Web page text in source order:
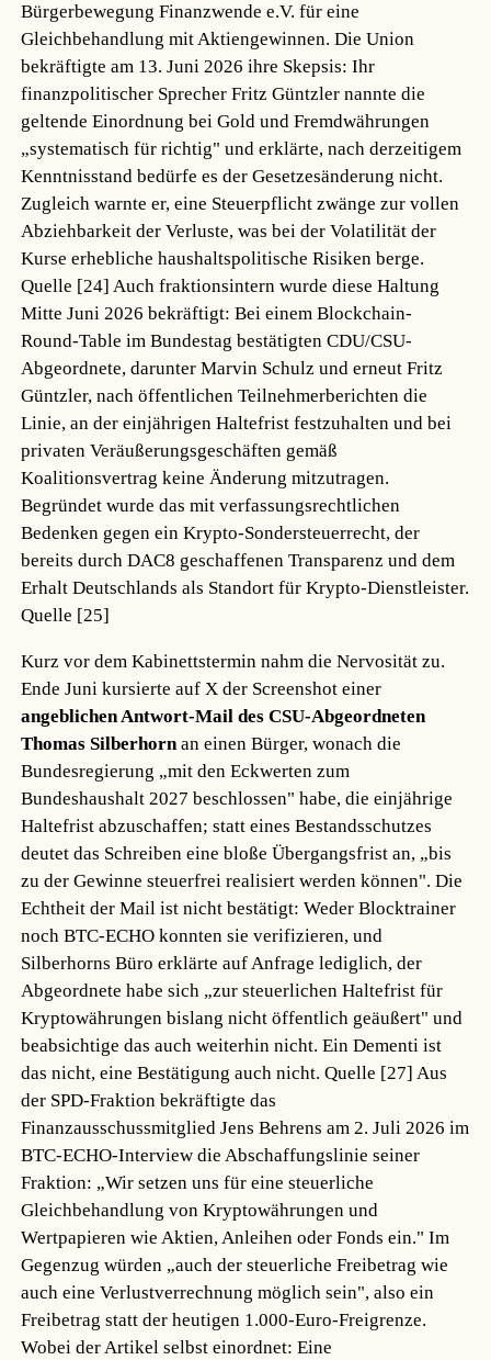
Bürgerbewegung Finanzwende e.V. für eine
Gleichbehandlung mit Aktiengewinnen. Die Union
bekräftigte am 13. Juni 2026 ihre Skepsis: Ihr
finanzpolitischer Sprecher Fritz Güntzler nannte die
geltende Einordnung bei Gold und Fremdwährungen
„systematisch für richtig" und erklärte, nach derzeitigem
Kenntnisstand bedürfe es der Gesetzesänderung nicht.
Zugleich warnte er, eine Steuerpflicht zwänge zur vollen
Abziehbarkeit der Verluste, was bei der Volatilität der
Kurse erhebliche haushaltspolitische Risiken berge.
Quelle [24] Auch fraktionsintern wurde diese Haltung
Mitte Juni 2026 bekräftigt: Bei einem Blockchain-
Round-Table im Bundestag bestätigten CDU/CSU-
Abgeordnete, darunter Marvin Schulz und erneut Fritz
Güntzler, nach öffentlichen Teilnehmerberichten die
Linie, an der einjährigen Haltefrist festzuhalten und bei
privaten Veräußerungsgeschäften gemäß
Koalitionsvertrag keine Änderung mitzutragen.
Begründet wurde das mit verfassungsrechtlichen
Bedenken gegen ein Krypto-Sondersteuerrecht, der
bereits durch DAC8 geschaffenen Transparenz und dem
Erhalt Deutschlands als Standort für Krypto-Dienstleister.
Quelle [25]
Kurz vor dem Kabinettstermin nahm die Nervosität zu.
Ende Juni kursierte auf X der Screenshot einer
angeblichen Antwort-Mail des CSU-Abgeordneten
Thomas Silberhornan einen Bürger, wonach die
Bundesregierung „mit den Eckwerten zum
Bundeshaushalt 2027 beschlossen" habe, die einjährige
Haltefrist abzuschaffen; statt eines Bestandsschutzes
deutet das Schreiben eine bloße Übergangsfrist an, „bis
zu der Gewinne steuerfrei realisiert werden können". Die
Echtheit der Mail ist nicht bestätigt: Weder Blocktrainer
noch BTC-ECHO konnten sie verifizieren, und
Silberhorns Büro erklärte auf Anfrage lediglich, der
Abgeordnete habe sich „zur steuerlichen Haltefrist für
Kryptowährungen bislang nicht öffentlich geäußert" und
beabsichtige das auch weiterhin nicht. Ein Dementi ist
das nicht, eine Bestätigung auch nicht.Quelle [27] Aus
der SPD-Fraktion bekräftigte das
Finanzausschussmitglied Jens Behrens am 2. Juli 2026 im
BTC-ECHO-Interview die Abschaffungslinie seiner
Fraktion: „Wir setzen uns für eine steuerliche
Gleichbehandlung von Kryptowährungen und
Wertpapieren wie Aktien, Anleihen oder Fonds ein." Im
Gegenzug würden „auch der steuerliche Freibetrag wie
auch eine Verlustverrechnung möglich sein", also ein
Freibetrag statt der heutigen 1.000-Euro-Freigrenze.
Wobei der Artikel selbst einordnet: Eine